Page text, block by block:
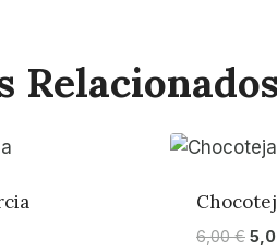
Relacionados
6,00€ El